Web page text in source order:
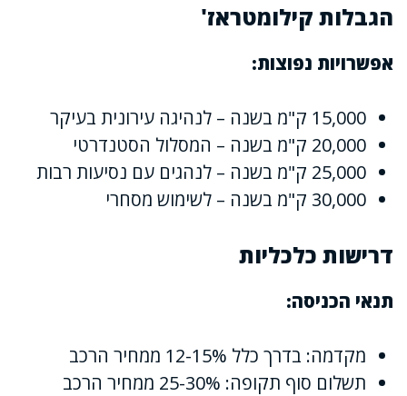
הגבלות קילומטראז'
אפשרויות נפוצות:
15,000 ק"מ בשנה – לנהיגה עירונית בעיקר
20,000 ק"מ בשנה – המסלול הסטנדרטי
25,000 ק"מ בשנה – לנהגים עם נסיעות רבות
30,000 ק"מ בשנה – לשימוש מסחרי
דרישות כלכליות
תנאי הכניסה:
מקדמה: בדרך כלל 12-15% ממחיר הרכב
תשלום סוף תקופה: 25-30% ממחיר הרכב